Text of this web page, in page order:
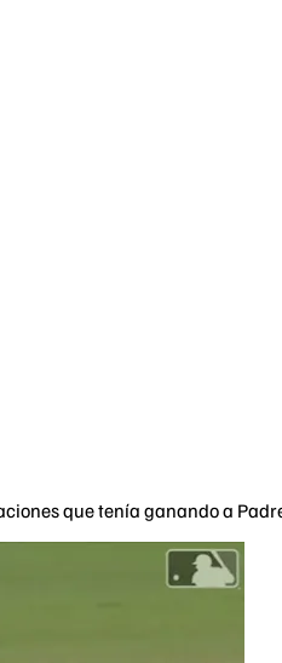
que tenía ganando a